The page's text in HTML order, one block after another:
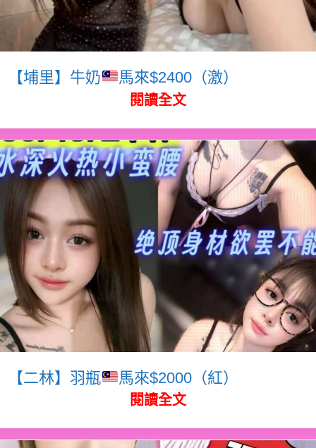
【埔里】牛奶 馬來$2400（激）
閱讀全文
【二林】羽瓶 馬來$2000（紅）
閱讀全文